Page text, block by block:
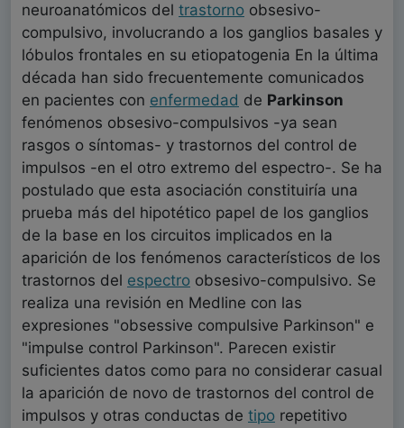
neuroanatómicos del trastorno obsesivo-
compulsivo, involucrando a los ganglios basales y
lóbulos frontales en su etiopatogenia En la última
década han sido frecuentemente comunicados
en pacientes con enfermedad de Parkinson
fenómenos obsesivo-compulsivos -ya sean
rasgos o síntomas- y trastornos del control de
impulsos -en el otro extremo del espectro-. Se ha
postulado que esta asociación constituiría una
prueba más del hipotético papel de los ganglios
de la base en los circuitos implicados en la
aparición de los fenómenos característicos de los
trastornos del espectro obsesivo-compulsivo. Se
realiza una revisión en Medline con las
expresiones "obsessive compulsive Parkinson" e
"impulse control Parkinson". Parecen existir
suficientes datos como para no considerar casual
la aparición de novo de trastornos del control de
impulsos y otras conductas de tipo repetitivo